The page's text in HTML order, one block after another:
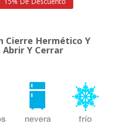
Cierre Hermético Y
Y Cerrar